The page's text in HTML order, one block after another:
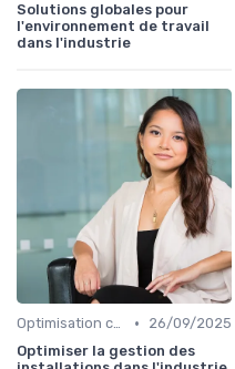
Solutions globales pour
l'environnement de travail
dans l'industrie
Optimisation coûts •
26/09/2025
Optimiser la gestion des